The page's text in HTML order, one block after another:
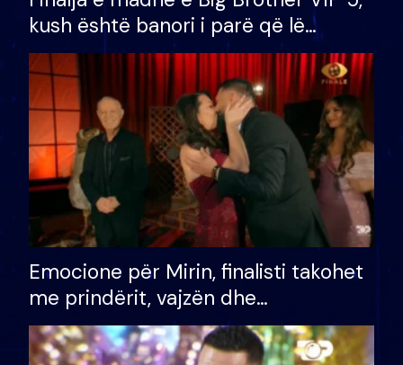
kush është banori i parë që lë
shtëpinë dhe humb mundësinë për
të fituar çmimin e madh
Emocione për Mirin, finalisti takohet
me prindërit, vajzën dhe
bashkëshorten: S’kemi ndonjë letër
divorci apo jo?